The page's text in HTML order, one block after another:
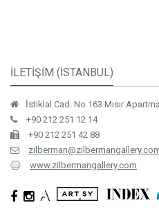
İLETİŞİM (İSTANBUL)
İstiklal Cad. No.163 Mısır
+90 212 251 12 14
+90 212 251 42 88
www.zilbermangallery.com